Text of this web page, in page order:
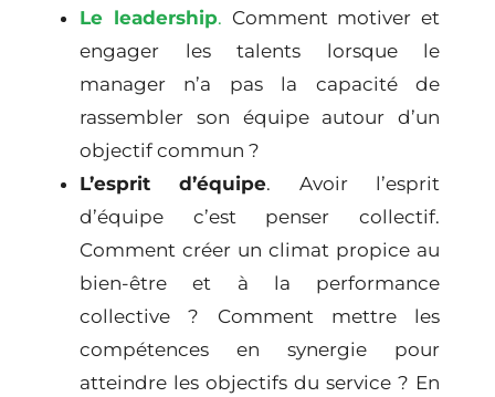
Le leadership. Comment motiver et
engager les talents lorsque le
manager n’a pas la capacité de
rassembler son équipe autour d’un
objectif commun ?
L’esprit d’équipe. Avoir l’esprit
d’équipe c’est penser collectif.
Comment créer un climat propice au
bien-être et à la performance
collective ? Comment mettre les
compétences en synergie pour
atteindre les objectifs du service ? En